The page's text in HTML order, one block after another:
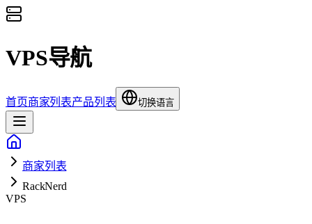
VPS导航
首页商家列表产品列表 切换语言
商家列表
RackNerd
VPS